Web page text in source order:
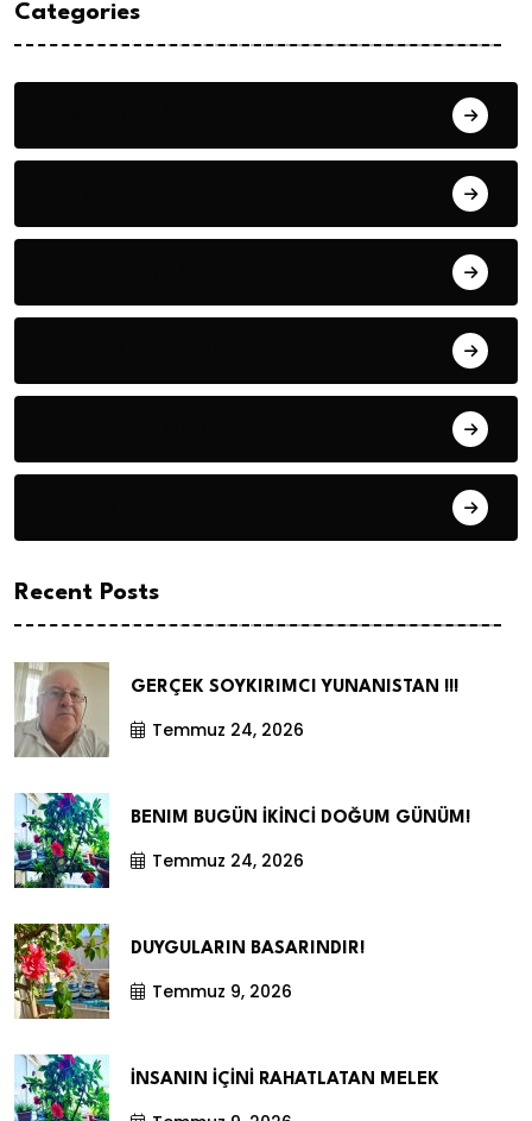
Categories
Recent Posts
GERÇEK SOYKIRIMCI YUNANISTAN !!!
Temmuz 24, 2026
BENIM BUGÜN İKİNCİ DOĞUM GÜNÜM!
Temmuz 24, 2026
DUYGULARIN BASARINDIR!
Temmuz 9, 2026
İNSANIN İÇİNİ RAHATLATAN MELEK